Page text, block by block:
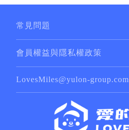
常見問題
會員權益與隱私權政策
LovesMiles@yulon-group.com